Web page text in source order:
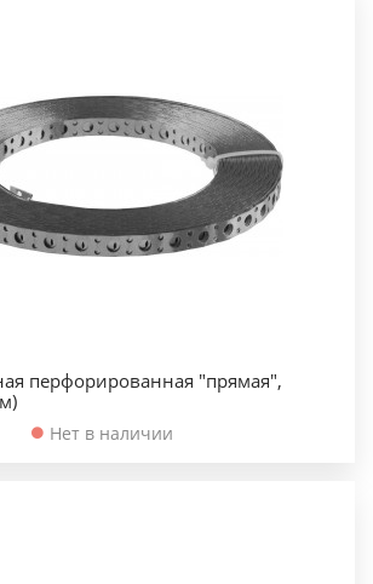
перфорированная "прямая",
Нет в наличии